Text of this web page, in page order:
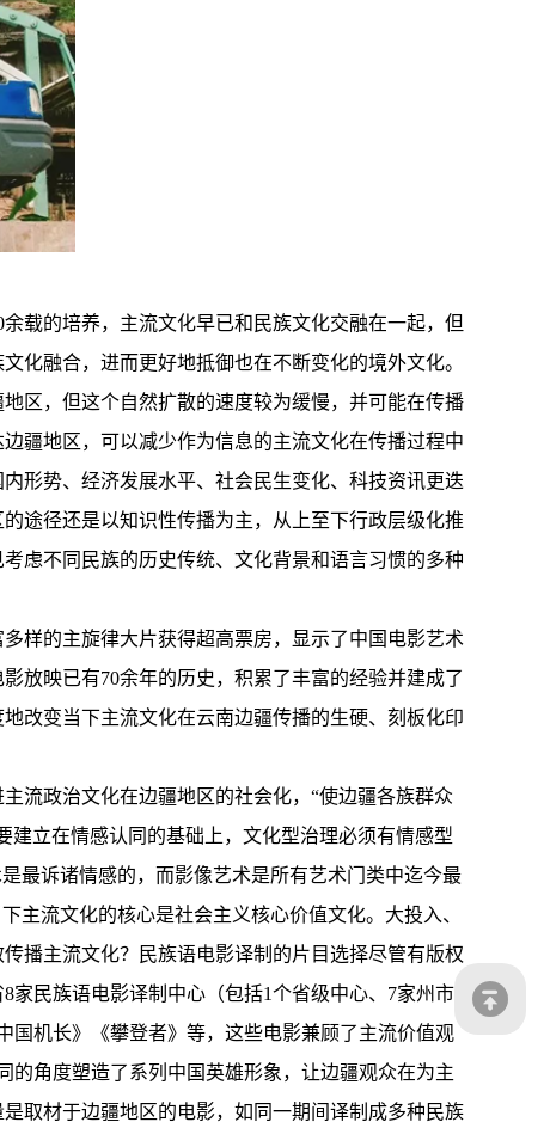
载的培养，主流文化早已和民族文化交融在一起，但
化融合，进而更好地抵御也在不断变化的境外文化。
区，但这个自然扩散的速度较为缓慢，并可能在传播
疆地区，可以减少作为信息的主流文化在传播过程中
形势、经济发展水平、社会民生变化、科技资讯更迭
途径还是以知识性传播为主，从上至下行政层级化推
虑不同民族的历史传统、文化背景和语言习惯的多种
样的主旋律大片获得超高票房，显示了中国电影艺术
放映已有70余年的历史，积累了丰富的经验并建成了
改变当下主流文化在云南边疆传播的生硬、刻板化印
流政治文化在边疆地区的社会化，“使边疆各族群众
立在情感认同的基础上，文化型治理必须有情感型
最诉诸情感的，而影像艺术是所有艺术门类中迄今最
主流文化的核心是社会主义核心价值文化。大投入、
播主流文化？民族语电影译制的片目选择尽管有版权
民族语电影译制中心（包括1个省级中心、7家州市
国机长》《攀登者》等，这些电影兼顾了主流价值观
角度塑造了系列中国英雄形象，让边疆观众在为主
取材于边疆地区的电影，如同一期间译制成多种民族